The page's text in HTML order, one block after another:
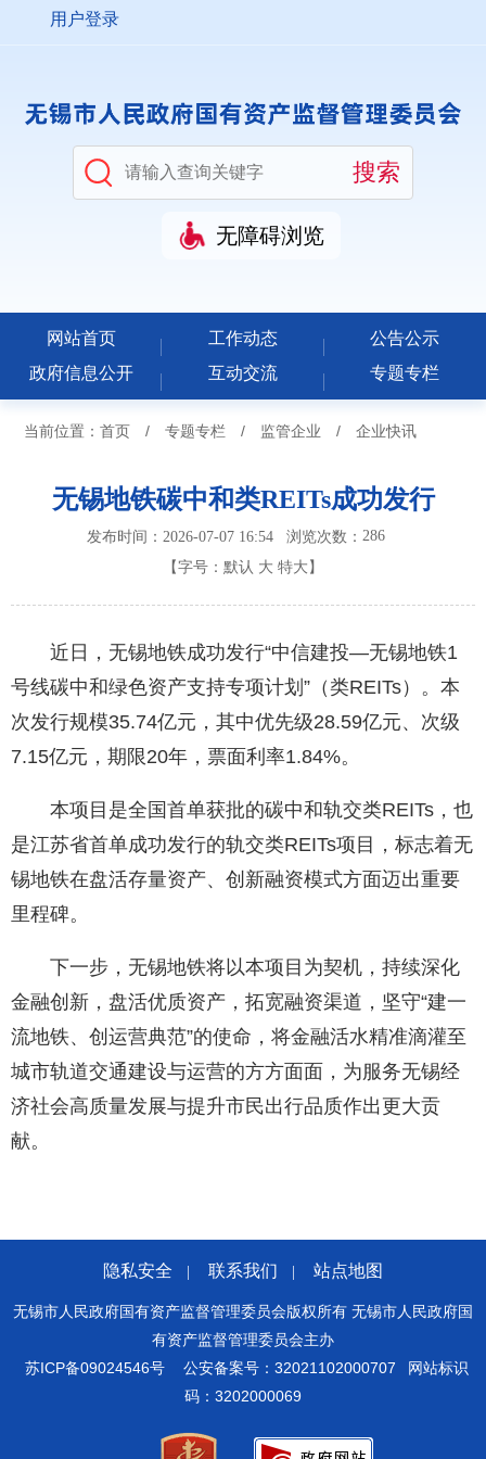
用户登录
无障碍浏览
网站首页 工作动态
公告公示
政府信息公开
互动交流 专题专栏
当前位置： 首页 / 专题专栏 / 监管企业 / 企业快讯
无锡地铁碳中和类REITs成功发行
发布时间：2026-07-07 16:54 浏览次数： 286
【字号： 默认 大 特大 】
近日，无锡地铁成功发行“中信建投—无锡地铁1
号线碳中和绿色资产支持专项计划”（类REITs）。本
次发行规模35.74亿元，其中优先级28.59亿元、次级
7.15亿元，期限20年，票面利率1.84%。
本项目是全国首单获批的碳中和轨交类REITs，也
是江苏省首单成功发行的轨交类REITs项目，标志着无
锡地铁在盘活存量资产、创新融资模式方面迈出重要
里程碑。
下一步，无锡地铁将以本项目为契机，持续深化
金融创新，盘活优质资产，拓宽融资渠道，坚守“建一
流地铁、创运营典范”的使命，将金融活水精准滴灌至
城市轨道交通建设与运营的方方面面，为服务无锡经
济社会高质量发展与提升市民出行品质作出更大贡
献。
隐私安全 联系我们 站点地图
无锡市人民政府国有资产监督管理委员会版权所有 无锡市人民政府国
有资产监督管理委员会主办
苏ICP备09024546号
公安备案号：32021102000707
网站标识
码：3202000069